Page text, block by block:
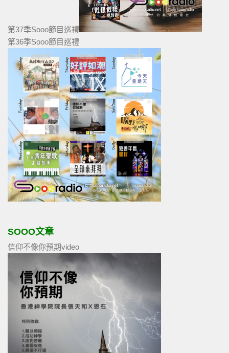
第37季Sooo節目巡禮
第36季Sooo節目巡禮
SOOO文章
信仰不像你預期video